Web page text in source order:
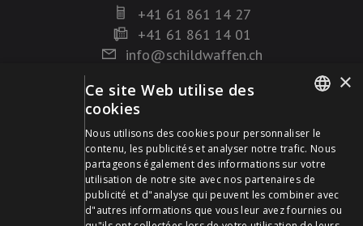
+41 61 861 14 27
+41 61 861 14 01
info@schildwaffen.ch
Mode de paiement
Visitez-nous sur les médias sociaux et restez à jour !
FRENCH
×
Ce site Web utilise des
cookies
Nous utilisons des cookies pour personnaliser le
contenu, les publicités et analyser notre trafic. Nous
partageons également des informations sur votre
utilisation de notre site avec nos partenaires de
publicité et d"analyse qui peuvent les combiner avec
d"autres informations que vous leur avez fournies ou